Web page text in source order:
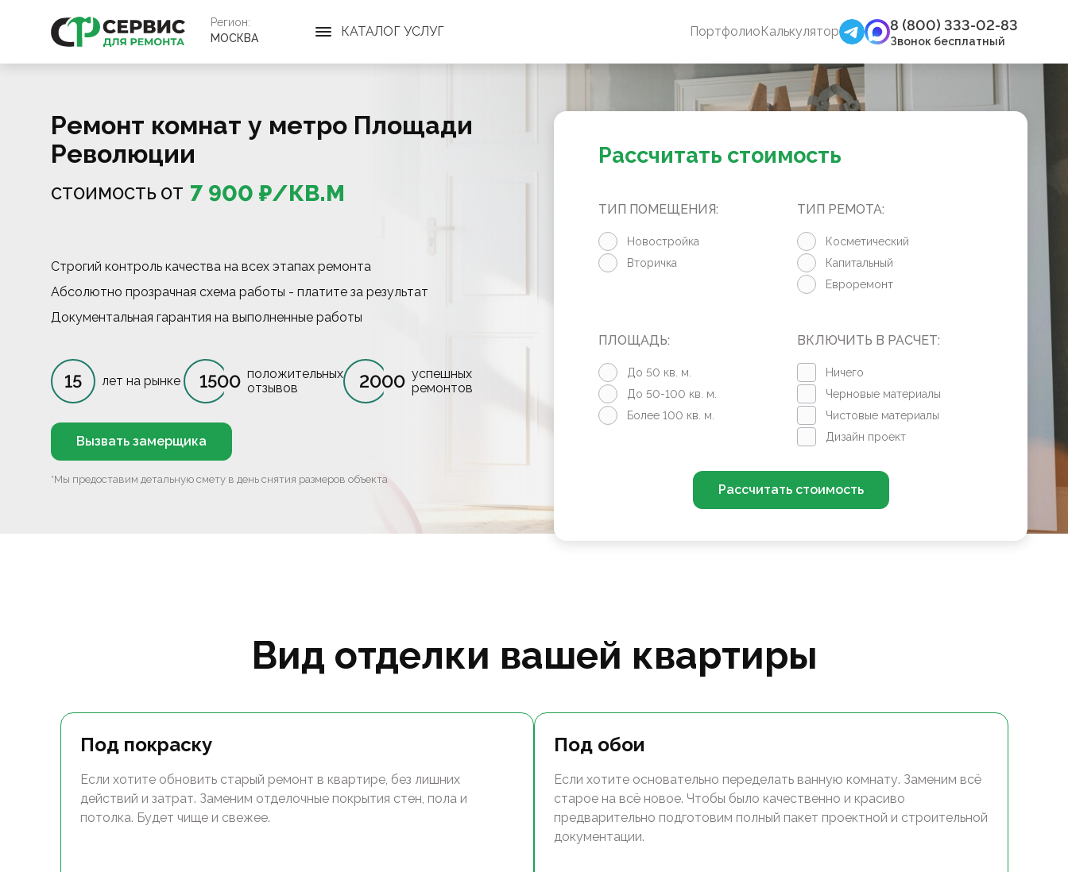
Регион:
МОСКВА
КАТАЛОГ УСЛУГ ПортфолиоКалькулятор 8 (800) 333-02-83
Звонок бесплатный
Ремонт комнат у метро Площади
Революции
СТОИМОСТЬ ОТ 7 900 ₽/КВ.М
Строгий контроль качества на всех этапах ремонта
Абсолютно прозрачная схема работы - платите за результат
Документальная гарантия на выполненные работы
15 лет на рынке 1500 положительных
отзывов
2000 успешных
ремонтов
Вызвать замерщика
*Мы предоставим детальную смету в день снятия размеров объекта
Рассчитать стоимость
ТИП ПОМЕЩЕНИЯ:
Новостройка
Вторичка
ТИП РЕМОТА:
Косметический
Капитальный
Евроремонт
ПЛОЩАДЬ:
До 50 кв. м.
До 50-100 кв. м.
Более 100 кв. м.
ВКЛЮЧИТЬ В РАСЧЕТ:
Ничего
Черновые материалы
Чистовые материалы
Дизайн проект
Рассчитать стоимость
Вид отделки вашей квартиры
Под покраску
Если хотите обновить старый ремонт в квартире, без лишних
действий и затрат. Заменим отделочные покрытия стен, пола и
потолка. Будет чище и свежее.
Под обои
Если хотите основательно переделать ванную комнату. Заменим всё
старое на всё новое. Чтобы было качественно и красиво
предварительно подготовим полный пакет проектной и строительной
документации.